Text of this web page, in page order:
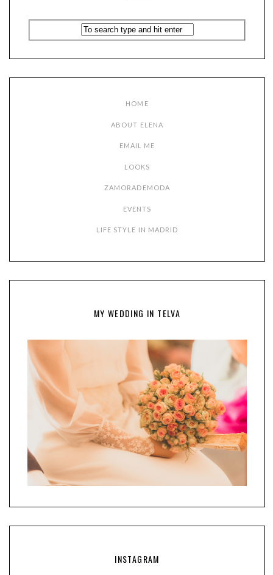
HOME
ABOUT ELENA
EMAIL ME
LOOKS
ZAMORADEMODA
EVENTS
LIFE STYLE IN MADRID
MY WEDDING IN TELVA
INSTAGRAM